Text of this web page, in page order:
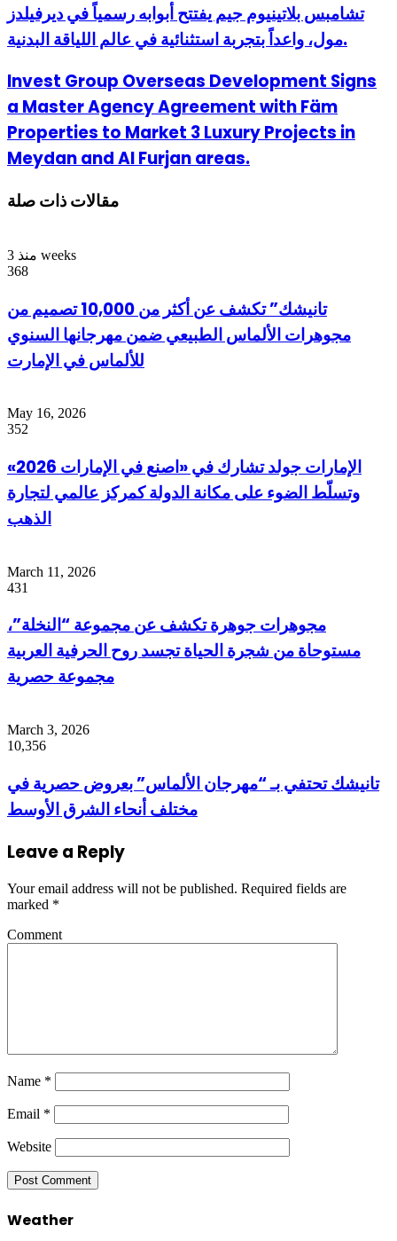
تشامبس بلاتينيوم جيم يفتتح أبوابه رسمياً في ديرفيلدز
مول، واعداً بتجربة استثنائية في عالم اللياقة البدنية.
Invest Group Overseas Development Signs
a Master Agency Agreement with Fäm
Properties to Market 3 Luxury Projects in
Meydan and Al Furjan areas.
مقالات ذات صلة
منذ 3 weeks
368
تانيشك” تكشف عن أكثر من 10,000 تصميم من
مجوهرات الألماس الطبيعي ضمن مهرجانها السنوي
للألماس في الإمارت
May 16, 2026
352
الإمارات جولد تشارك في «اصنع في الإمارات 2026»
وتسلّط الضوء على مكانة الدولة كمركز عالمي لتجارة
الذهب
March 11, 2026
431
مجوهرات جوهرة تكشف عن مجموعة “النخلة”،
مستوحاة من شجرة الحياة تجسد روح الحرفية العربية
مجموعة حصرية
March 3, 2026
10,356
تانيشك تحتفي بـ “مهرجان الألماس” بعروض حصرية في
مختلف أنحاء الشرق الأوسط
Leave a Reply
Your email address will not be published. Required fields are
marked *
Comment
Name *
Email *
Website
Weather